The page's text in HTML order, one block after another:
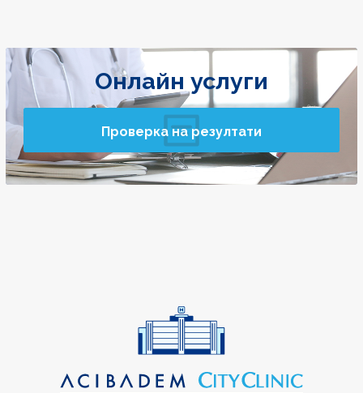
Онлайн услуги
Проверка на резултати